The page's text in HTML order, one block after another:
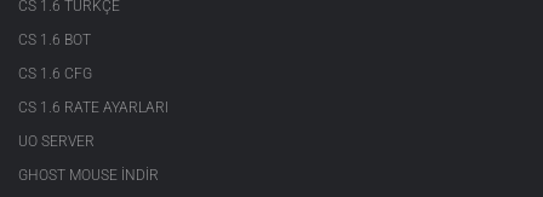
CS 1.6 TÜRKÇE
CS 1.6 BOT
CS 1.6 CFG
CS 1.6 RATE AYARLARI
UO SERVER
GHOST MOUSE INDIR